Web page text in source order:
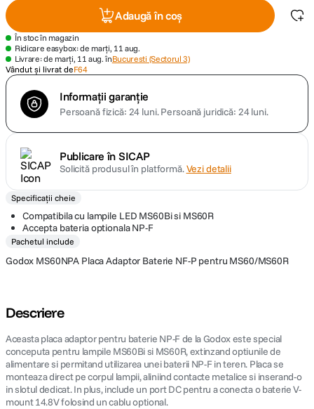
7. sony fx
8. card memorie
10. dji osmo
Adaugă în coș
În stoc în magazin
Ridicare easybox: de marți, 11 aug.
Livrare: de marți, 11 aug. înBucuresti (Sectorul 3)
Vândut și livrat deF64
Informații garanție
Persoană fizică: 24 luni.Persoană juridică: 24 luni.
Publicare în SICAP
Solicită produsul în platformă.Vezi detalii
Specificații cheie
Compatibila cu lampile LED MS60Bi si MS60R
Accepta bateria optionala NP-F
Pachetul include
Godox MS60NPA Placa Adaptor Baterie NF-P pentru MS60/MS60R
Descriere
Aceasta placa adaptor pentru baterie NP-F de la Godox este special
conceputa pentru lampile MS60Bi si MS60R, extinzand optiunile de
alimentare si permitand utilizarea unei baterii NP-F in teren. Placa se
monteaza direct pe corpul lampii, aliniind contacte metalice si inserand-o
in slotul dedicat. In plus, include un port DC pentru a conecta o baterie V-
mount 14.8V folosind un cablu optional.